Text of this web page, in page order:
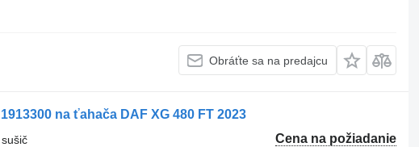
Obráťte sa na predajcu
na ťahača DAF XG 480 FT 2023
Cena na požiadanie